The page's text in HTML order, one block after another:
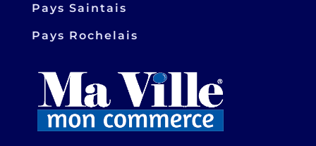
Pays Saintais
Pays Rochelais